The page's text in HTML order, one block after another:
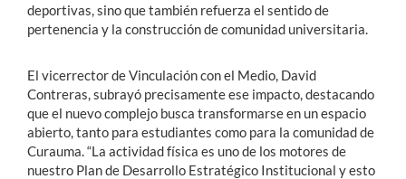
deportivas, sino que también refuerza el sentido de
pertenencia y la construcción de comunidad universitaria.
El vicerrector de Vinculación con el Medio, David
Contreras, subrayó precisamente ese impacto, destacando
que el nuevo complejo busca transformarse en un espacio
abierto, tanto para estudiantes como para la comunidad de
Curauma. “La actividad física es uno de los motores de
nuestro Plan de Desarrollo Estratégico Institucional y esto